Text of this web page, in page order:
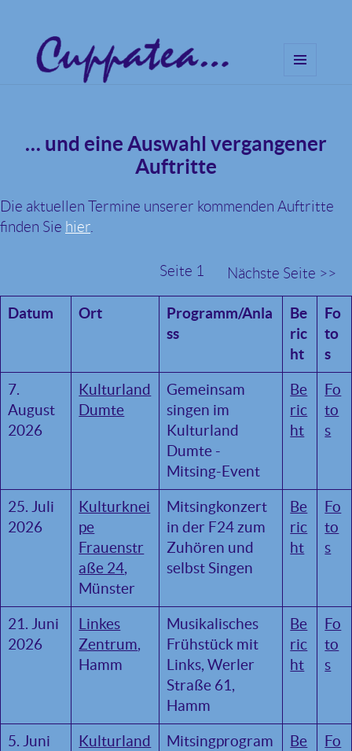
… und eine Auswahl vergangener
Auftritte
Die aktuellen Termine unserer kommenden Auftritte
finden Sie hier
Nächste Seite >>
Seite 1
Datum Ort
Programm/Anla
ss
Be
ric
ht
Fo
to
s
7.
August
2026
Kulturland
Dumte
Gemeinsam
singen im
Kulturland
Dumte -
Mitsing-Event
Be
ric
ht
Fo
to
s
25. Juli
2026
Kulturknei
pe
Frauenstr
aße 24,
Münster
Mitsingkonzert
in der F24 zum
Zuhören und
selbst Singen
Be
ric
ht
Fo
to
s
21. Juni
2026
Linkes
Zentrum,
Hamm
Musikalisches
Frühstück mit
Links, Werler
Straße 61,
Hamm
Be
ric
ht
Fo
to
s
5. Juni
Kulturland
Mitsingprogram
Be
Fo